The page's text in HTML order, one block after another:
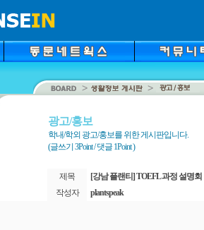
광고/홍보
학내/학외 광고/홍보를 위한 게시판입니다.
(글쓰기 3Point / 댓글 1Point )
제목
[강남 플랜티] TOEFL 과정 설명회
작성자
plantspeak